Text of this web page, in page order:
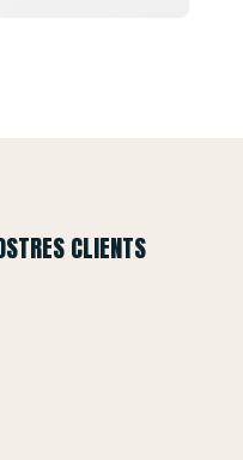
CLIENTS